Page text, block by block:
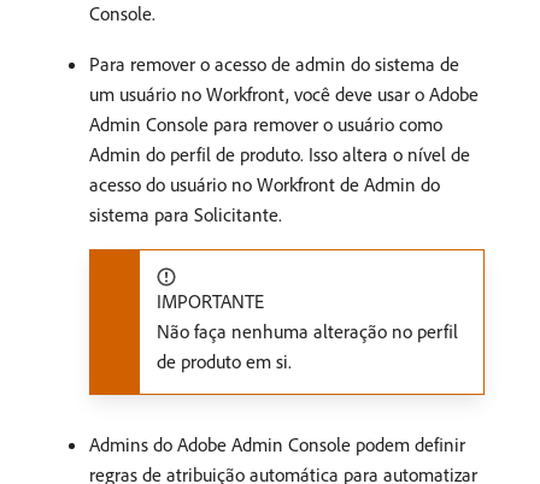
Console.
Para remover o acesso de admin do sistema de
um usuário no Workfront, você deve usar o Adobe
Admin Console para remover o usuário como
Admin do perfil de produto. Isso altera o nível de
acesso do usuário no Workfront de Admin do
sistema para Solicitante.
IMPORTANTE
Não faça nenhuma alteração no perfil
de produto em si.
Admins do Adobe Admin Console podem definir
regras de atribuição automática para automatizar